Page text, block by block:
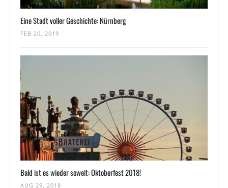
Eine Stadt voller Geschichte: Nürnberg
FEB 20, 2019
Bald ist es wieder soweit: Oktoberfest 2018!
AUG 29, 2018